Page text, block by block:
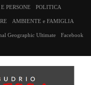
PERSONE POLITICA
AMBIENTE e FAMIGLIA
Geographic Ultimate Facebook